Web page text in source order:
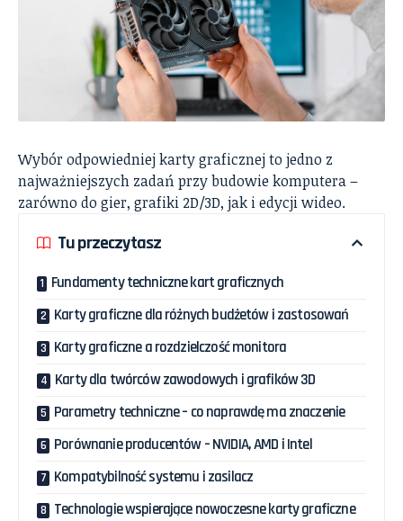
Wybór odpowiedniej karty graficznej to jedno z
najważniejszych zadań przy budowie komputera –
zarówno do gier, grafiki 2D/3D, jak i edycji wideo.
Tu przeczytasz
Fundamenty techniczne kart graficznych
Karty graficzne dla różnych budżetów i zastosowań
Karty graficzne a rozdzielczość monitora
Karty dla twórców zawodowych i grafików 3D
Parametry techniczne – co naprawdę ma znaczenie
Porównanie producentów – NVIDIA, AMD i Intel
Kompatybilność systemu i zasilacz
Technologie wspierające nowoczesne karty graficzne